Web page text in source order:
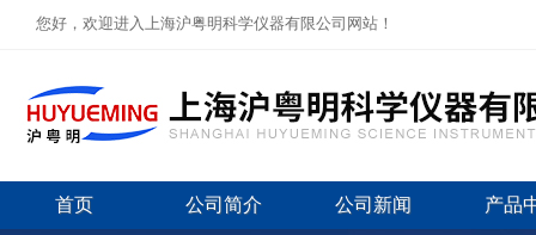
您好，欢迎进入上海沪粤明科学仪器有限公司网站！
首页 公司简介 公司新闻 产品